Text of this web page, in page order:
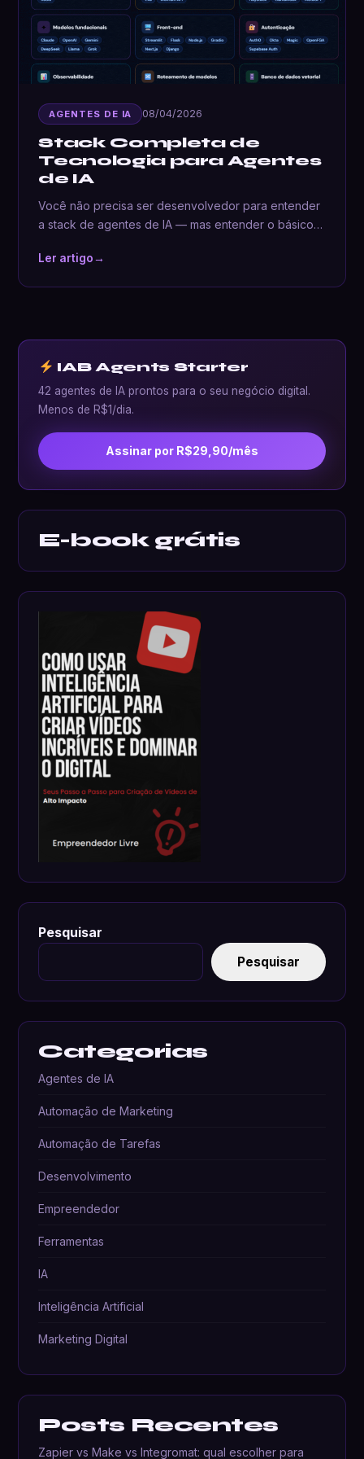
AGENTES DE IA 08/04/2026
Stack Completa de
Tecnologia para Agentes
de IA
Você não precisa ser desenvolvedor para entender
a stack de agentes de IA — mas entender o básico…
Ler artigo→
IAB Agents Starter
42 agentes de IA prontos para o seu negócio digital.
Menos de R$1/dia.
Assinar por R$29,90/mês
E-book grátis
Pesquisar
Pesquisar
Categorias
Agentes de IA
Automação de Marketing
Automação de Tarefas
Desenvolvimento
Empreendedor
Ferramentas
IA
Inteligência Artificial
Marketing Digital
Posts Recentes
Zapier vs Make vs Integromat: qual escolher para